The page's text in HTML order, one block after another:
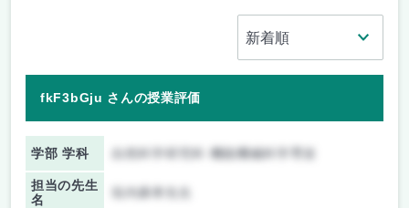
fkF3bGju さんの授業評価
学部 学科 自然科学研究科 機能機械科学専攻
担当の先生
名